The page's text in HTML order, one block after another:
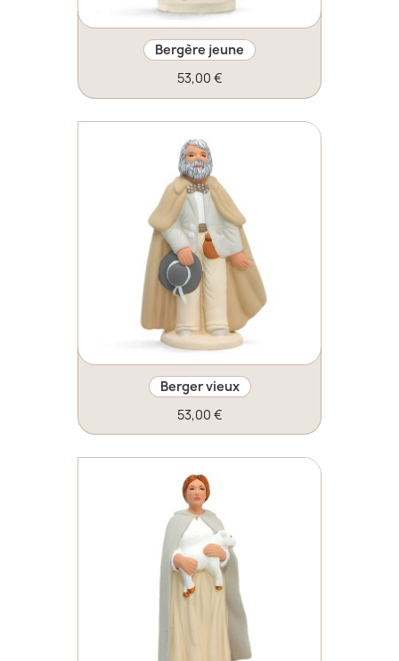
Bergère jeune
53,00 €
Berger vieux
53,00 €